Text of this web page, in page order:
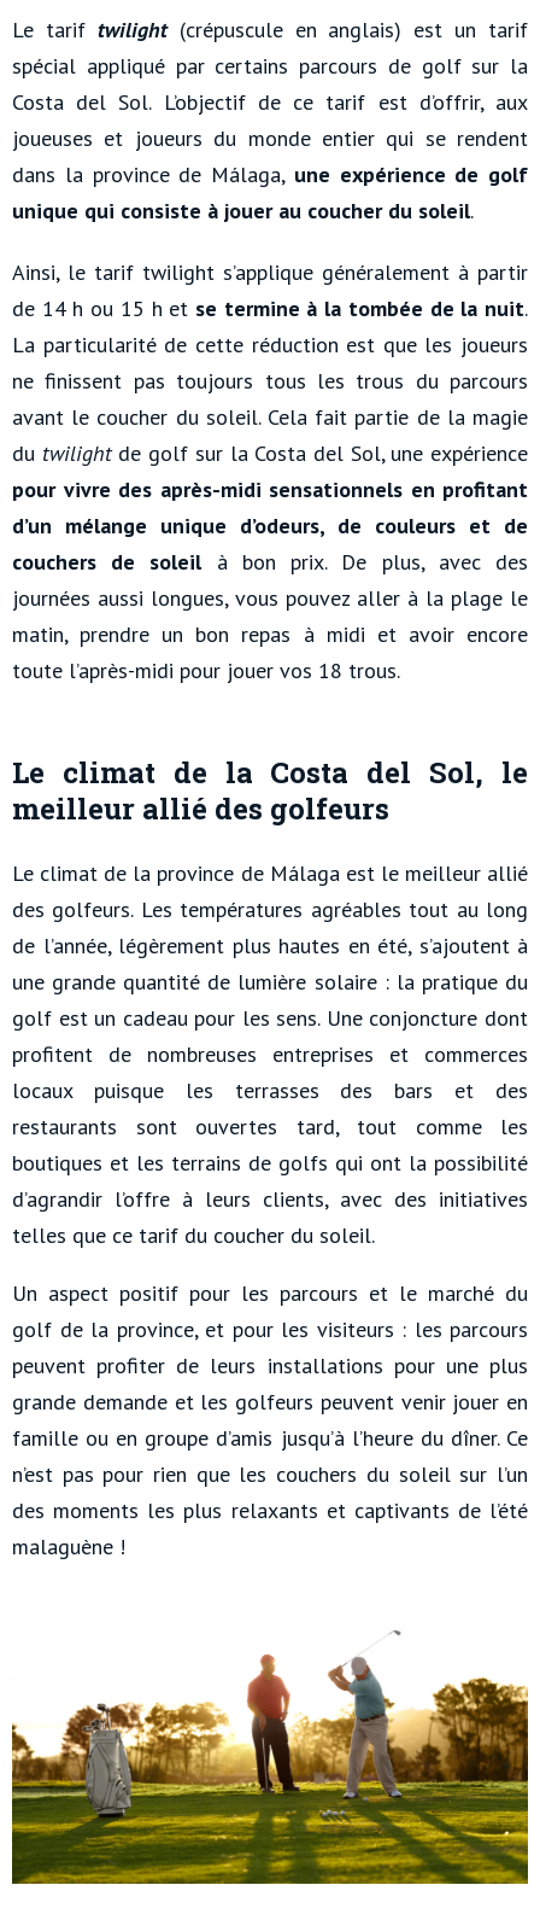
Le tarif twilight (crépuscule en anglais) est un tarif
spécial appliqué par certains parcours de golf sur la
Costa del Sol. L’objectif de ce tarif est d’offrir, aux
joueuses et joueurs du monde entier qui se rendent
dans la province de Málaga, une expérience de golf
unique qui consiste à jouer au coucher du soleil.
Ainsi, le tarif twilight s’applique généralement à partir
de 14 h ou 15 h et se termine à la tombée de la nuit.
La particularité de cette réduction est que les joueurs
ne finissent pas toujours tous les trous du parcours
avant le coucher du soleil. Cela fait partie de la magie
du twilightde golf sur la Costa del Sol, une expérience
pour vivre des après-midi sensationnels en profitant
d’un mélange unique d’odeurs, de couleurs et de
couchers de soleilà bon prix. De plus, avec des
journées aussi longues, vous pouvez aller à la plage le
matin, prendre un bon repas à midi et avoir encore
toute l’après-midi pour jouer vos 18 trous.
Le climat de la Costa del Sol, le
meilleur allié des golfeurs
Le climat de la province de Málaga est le meilleur allié
des golfeurs. Les températures agréables tout au long
de l’année, légèrement plus hautes en été, s’ajoutent à
une grande quantité de lumière solaire : la pratique du
golf est un cadeau pour les sens. Une conjoncture dont
profitent de nombreuses entreprises et commerces
locaux puisque les terrasses des bars et des
restaurants sont ouvertes tard, tout comme les
boutiques et les terrains de golfs qui ont la possibilité
d’agrandir l’offre à leurs clients, avec des initiatives
telles que ce tarif du coucher du soleil.
Un aspect positif pour les parcours et le marché du
golf de la province, et pour les visiteurs : les parcours
peuvent profiter de leurs installations pour une plus
grande demande et les golfeurs peuvent venir jouer en
famille ou en groupe d’amis jusqu’à l’heure du dîner. Ce
n’est pas pour rien que les couchers du soleil sur l’un
des moments les plus relaxants et captivants de l’été
malaguène !